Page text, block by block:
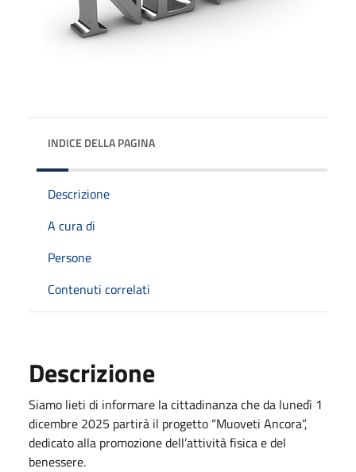
INDICE DELLA PAGINA
Descrizione
A cura di
Persone
Contenuti correlati
Descrizione
Siamo lieti di informare la cittadinanza che da lunedì 1
dicembre 2025 partirà il progetto “Muoveti Ancora”,
dedicato alla promozione dell’attività fisica e del
benessere.